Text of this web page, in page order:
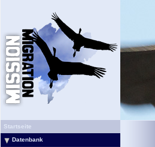
Startseite
Datenbank